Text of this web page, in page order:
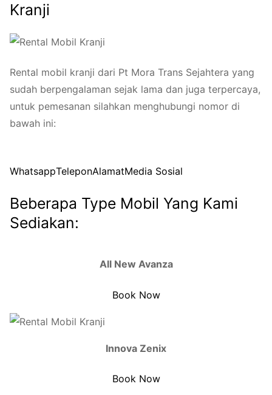
Kranji
Rental mobil kranji dari Pt Mora Trans Sejahtera yang
sudah berpengalaman sejak lama dan juga terpercaya,
untuk pemesanan silahkan menghubungi nomor di
bawah ini:
WhatsappTeleponAlamatMedia Sosial
Beberapa Type Mobil Yang Kami
Sediakan:
All New Avanza
Book Now
Innova Zenix
Book Now